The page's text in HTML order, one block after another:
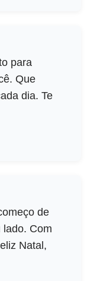
para
Que
dia. Te
de
lado. Com
Natal,